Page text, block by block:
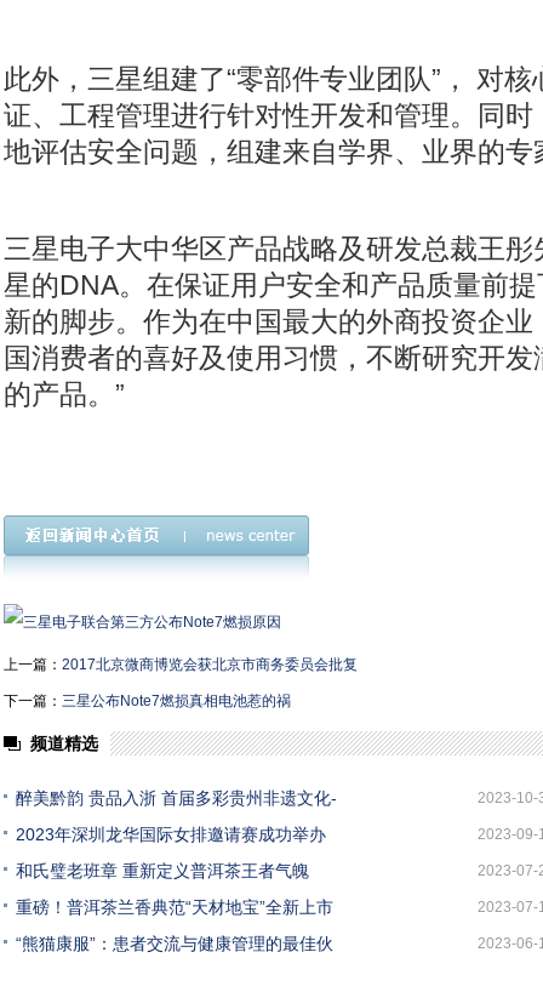
此外，三星组建了“零部件专业团队”， 对
证、工程管理进行针对性开发和管理。同
地评估安全问题，组建来自学界、业界的专
三星电子大中华区产品战略及研发总裁王彤
星的DNA。在保证用户安全和产品质量前
新的脚步。作为在中国最大的外商投资企
国消费者的喜好及使用习惯，不断研究开
的产品。 ”
上一篇： 2017北京微商博览会获北京市商务委员会批复
下一篇： 三星公布Note7燃损真相电池惹的祸
频道精选
醉美黔韵 贵品入浙 首届多彩贵州非遗文化- 2023-10-
2023年深圳龙华国际女排邀请赛成功举办 2023-09-
和氏璧老班章 重新定义普洱茶王者气魄 2023-07-
重磅！普洱茶兰香典范“天材地宝”全新上市 2023-07-
“熊猫康服”：患者交流与健康管理的最佳伙 2023-06-